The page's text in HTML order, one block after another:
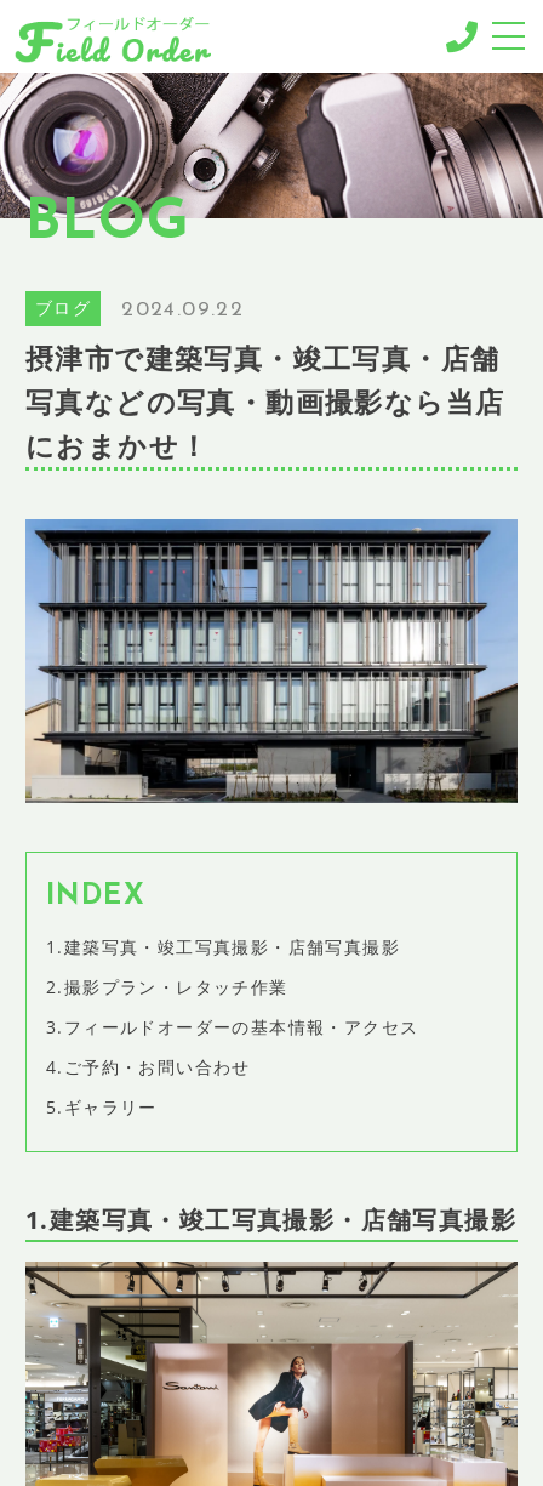
-MENU-
撮影メニュー
-BUSINESS MENU-
法人様向けメニュー
ギャラリー
NEWS
ニュース
SHOP INFO
店舗情報
CONCEPT
コンセプト
CONTACT
お問い合わせ
ご予約
プライバシーポリシー
BLOG
ブログ 2024.09.22
摂津市で建築写真・竣工写真・店舗
写真などの写真・動画撮影なら当店
におまかせ！
INDEX
1.建築写真・竣工写真撮影・店舗写真撮影
2.撮影プラン・レタッチ作業
3.フィールドオーダーの基本情報・アクセス
4.ご予約・お問い合わせ
5.ギャラリー
1.建築写真・竣工写真撮影・店舗写真撮影